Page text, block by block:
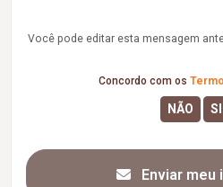
Você pode editar esta mensagem
Concordo com os
Enviar meu